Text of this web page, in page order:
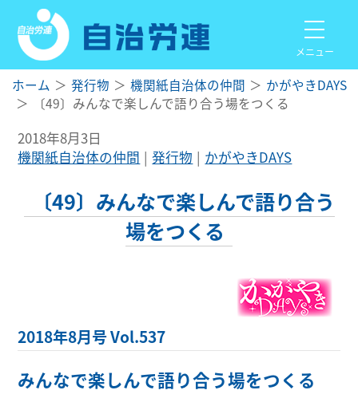
メニュー
ホーム 発行物 機関紙自治体の仲間
かがやきDAYS
〔49〕みんなで楽しんで語り合う場をつくる
2018年8月3日
機関紙自治体の仲間
発行物 かがやきDAYS
〔49〕みんなで楽しんで語り合う
場をつくる
2018年8月号 Vol.537
みんなで楽しんで語り合う場をつくる